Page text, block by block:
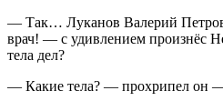
— Так… Луканов Валерий
врач! — с удивлением произнёс
тела дел?
— Какие тела? — прохрипел он